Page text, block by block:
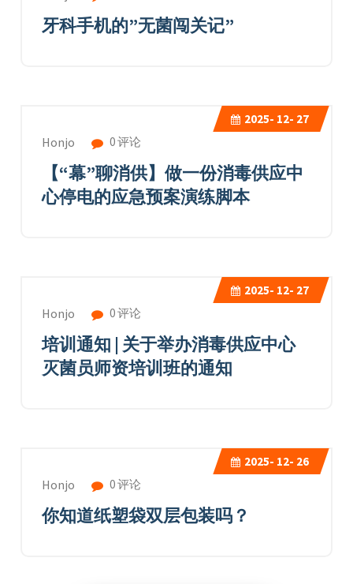
牙科手机的”无菌闯关记”
2025- 12- 27
Honjo 0 评论
【“幕”聊消供】做一份消毒供应中
心停电的应急预案演练脚本
2025- 12- 27
Honjo 0 评论
培训通知 | 关于举办消毒供应中心
灭菌员师资培训班的通知
2025- 12- 26
Honjo 0 评论
你知道纸塑袋双层包装吗？